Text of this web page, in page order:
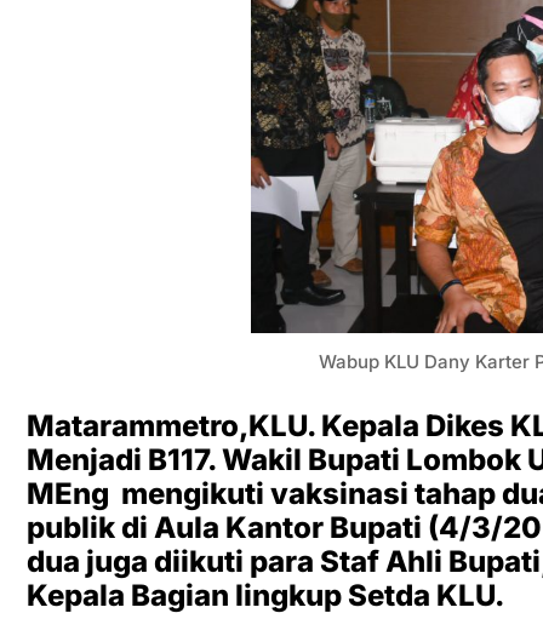
Wabup KLU Dany Karter
Matarammetro,KLU. Kepala Dikes
Menjadi B117. Wakil Bupati Lombok
MEng mengikuti vaksinasi tahap
publik di Aula Kantor Bupati (4/3/
dua juga diikuti para Staf Ahli
Kepala Bagian lingkup Setda KLU.